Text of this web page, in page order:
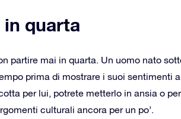
quarta
partire mai in quarta. Un uomo nato
prima di mostrare i suoi sentimenti
per lui, potrete metterlo in ansia o
culturali ancora per un po’.